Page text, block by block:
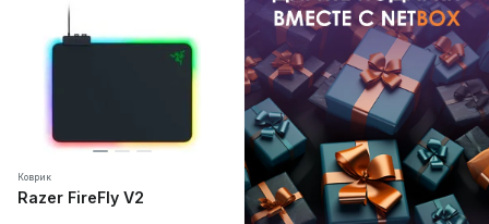
Коврик
Razer FireFly V2